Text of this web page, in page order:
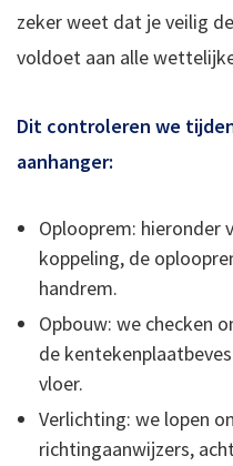
zeker weet dat je veilig
voldoet aan alle
Dit controleren we
aanhanger:
Oplooprem: hieronder
koppeling, de
handrem.
Opbouw: we checken
de
vloer.
Verlichting: we lopen
richtingaanwijzers,